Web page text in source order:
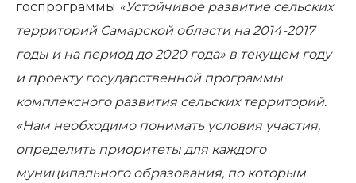
госпрограммы «Устойчивое развитие сельских
территорий Самарской области на 2014-2017
годы и на период до 2020 года» в текущем году
и проекту государственной программы
комплексного развития сельских территорий.
«Нам необходимо понимать условия участия,
определить приоритеты для каждого
муниципального образования, по которым